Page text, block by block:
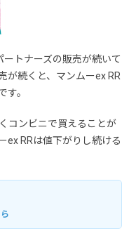
トナーズの販売が続いて
が続くと、マンムーex RR
す。
コンビニで買えることが
ex RRは値下がりし続ける